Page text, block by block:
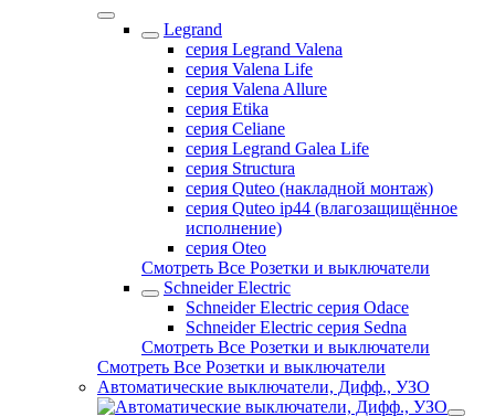
Legrand
серия Legrand Valena
серия Valena Life
серия Valena Allure
серия Etika
серия Celiane
серия Legrand Galea Life
серия Structura
серия Quteo (накладной монтаж)
серия Quteo ip44 (влагозащищённое
исполнение)
серия Oteo
Смотреть Все Розетки и выключатели
Schneider Electric
Schneider Electric серия Odace
Schneider Electric серия Sedna
Смотреть Все Розетки и выключатели
Смотреть Все Розетки и выключатели
Автоматические выключатели, Дифф., УЗО